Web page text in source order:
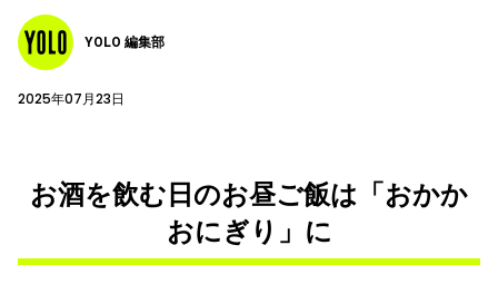
YOLO 編集部
2025年07月23日
お酒を飲む日のお昼ご飯は「おかか
おにぎり」に